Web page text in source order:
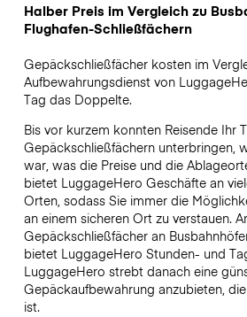
Halber Preis im Vergleich zu
Flughafen-Schließfächern
Gepäckschließfächer kosten im
Aufbewahrungsdienst von
Tag das Doppelte.
Bis vor kurzem konnten Reisende Ihr
Gepäckschließfächern unterbringen,
war, was die Preise und die
bietet LuggageHero Geschäfte an
Orten, sodass Sie immer die
an einem sicheren Ort zu verstauen.
Gepäckschließfächer an
bietet LuggageHero Stunden- und
LuggageHero strebt danach eine
Gepäckaufbewahrung anzubieten,
ist.